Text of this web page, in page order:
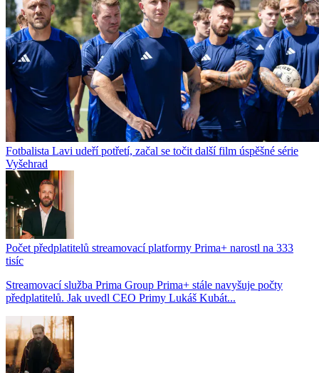
Fotbalista Lavi udeří potřetí, začal se točit další film úspěšné série
Vyšehrad
Počet předplatitelů streamovací platformy Prima+ narostl na 333
tisíc
Streamovací služba Prima Group Prima+ stále navyšuje počty
předplatitelů. Jak uvedl CEO Primy Lukáš Kubát...